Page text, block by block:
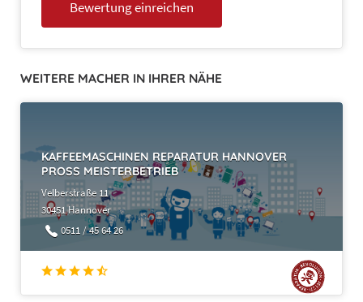
WEITERE MACHER IN IHRER NÄHE
KAFFEEMASCHINEN REPARATUR HANNOVER
PROSS MEISTERBETRIEB
Velberstraße 11
30451 Hannover
0511 / 45 64 26